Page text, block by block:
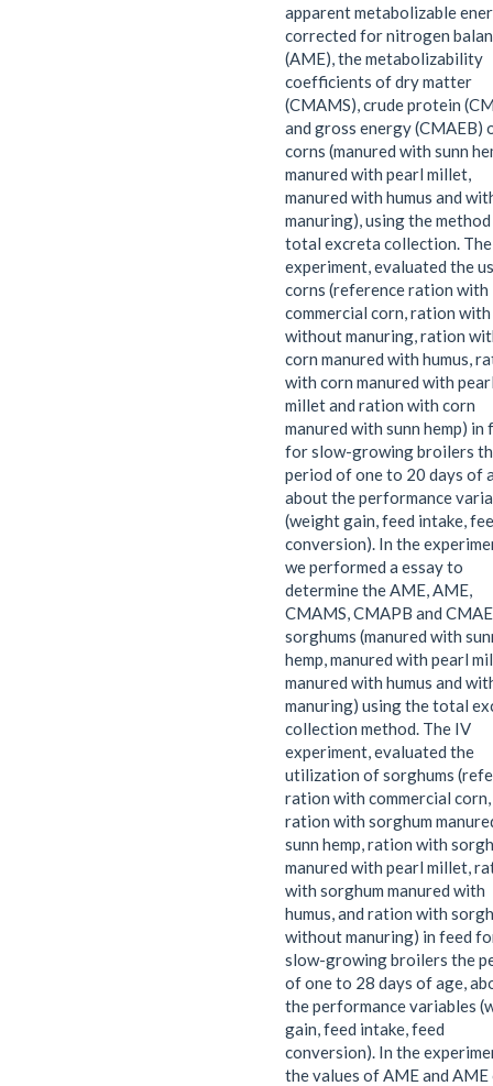
apparent metabolizable
corrected for nitrogen
(AME), the metabolizability
coefficients of dry matter
(CMAMS), crude protein
and gross energy (CMAEB)
corns (manured with sunn
manured with pearl millet,
manured with humus and
manuring), using the
total excreta collection.
experiment, evaluated the
corns (reference ration with
commercial corn, ration
without manuring, ration
corn manured with humus,
with corn manured with
millet and ration with corn
manured with sunn hemp) in
for slow-growing broilers
period of one to 20 days of
about the performance
(weight gain, feed intake,
conversion). In the
we performed a essay to
determine the AME, AME,
CMAMS, CMAPB and
sorghums (manured with
hemp, manured with pearl
manured with humus and
manuring) using the total
collection method. The IV
experiment, evaluated the
utilization of sorghums
ration with commercial corn,
ration with sorghum
sunn hemp, ration with
manured with pearl millet,
with sorghum manured with
humus, and ration with
without manuring) in feed
slow-growing broilers the
of one to 28 days of age,
the performance variables
gain, feed intake, feed
conversion). In the
the values of AME and